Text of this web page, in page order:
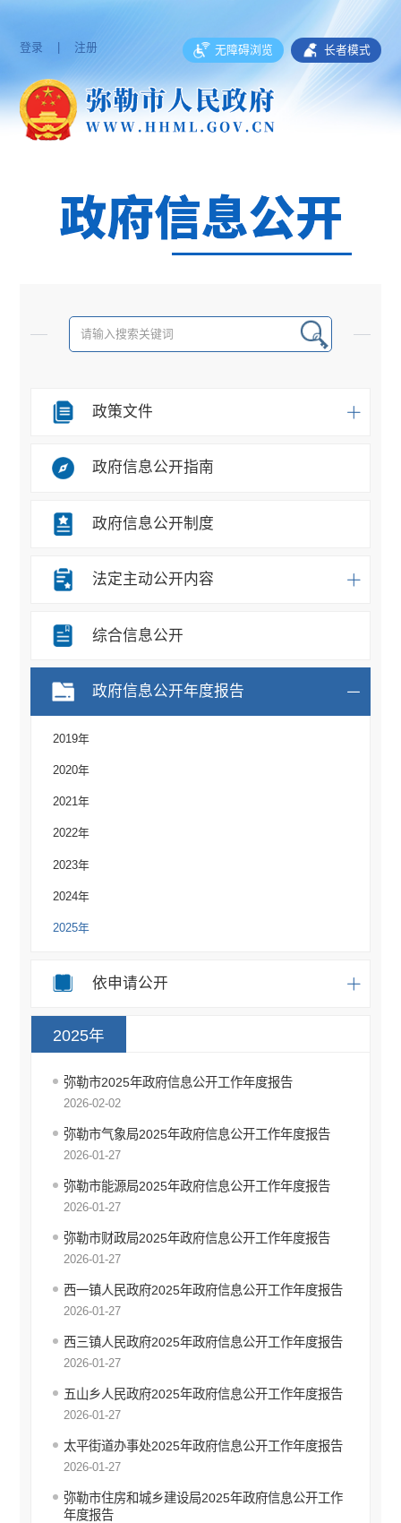
登录 | 注册 无障碍浏览 长者模式
政策文件
政府信息公开指南
政府信息公开制度
法定主动公开内容
综合信息公开
政府信息公开年度报告
2019年
2020年
2021年
2022年
2023年
2024年
2025年
依申请公开
2025年
弥勒市2025年政府信息公开工作年度报告
2026-02-02
弥勒市气象局2025年政府信息公开工作年度报告
2026-01-27
弥勒市能源局2025年政府信息公开工作年度报告
2026-01-27
弥勒市财政局2025年政府信息公开工作年度报告
2026-01-27
西一镇人民政府2025年政府信息公开工作年度报告
2026-01-27
西三镇人民政府2025年政府信息公开工作年度报告
2026-01-27
五山乡人民政府2025年政府信息公开工作年度报告
2026-01-27
太平街道办事处2025年政府信息公开工作年度报告
2026-01-27
弥勒市住房和城乡建设局2025年政府信息公开工作
年度报告